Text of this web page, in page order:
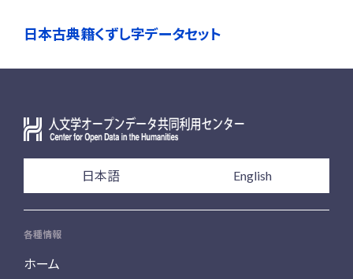
日本古典籍くずし字データセット
日本語 English
各種情報
ホーム